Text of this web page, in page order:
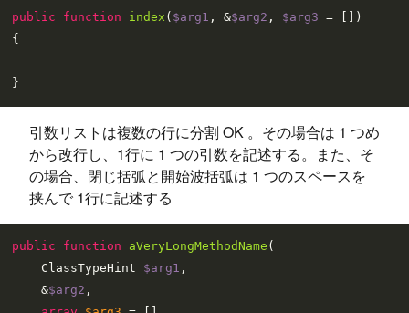
public function index ( $arg1 , &$arg2 , $arg3 = []
{
引数リストは複数の行に分割 OK 。その場合は 1 つめ
から改行し、1行に 1 つの引数を記述する。また、そ
の場合、閉じ括弧と開始波括弧は 1 つのスペースを
挟んで 1行に記述する
public function aVeryLongMethodName (
    ClassTypeHint
$arg1 ,
    &
$arg2 ,